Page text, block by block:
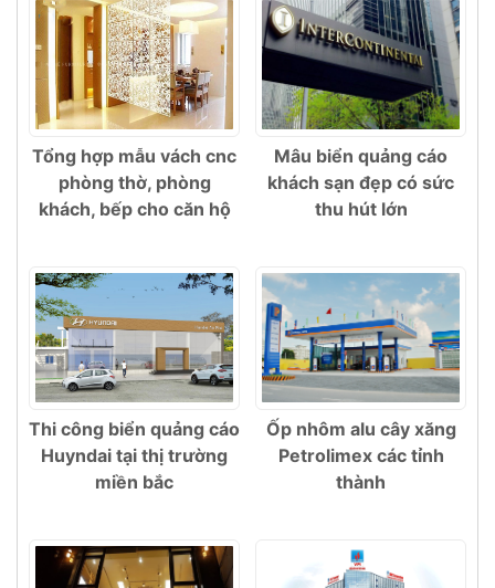
Tổng hợp mẫu vách cnc
phòng thờ, phòng
khách, bếp cho căn hộ
Mâu biển quảng cáo
khách sạn đẹp có sức
thu hút lớn
Thi công biển quảng cáo
Huyndai tại thị trường
miền bắc
Ốp nhôm alu cây xăng
Petrolimex các tỉnh
thành